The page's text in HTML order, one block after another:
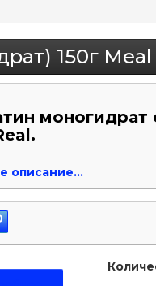
150г Meal
моногидрат
описание...